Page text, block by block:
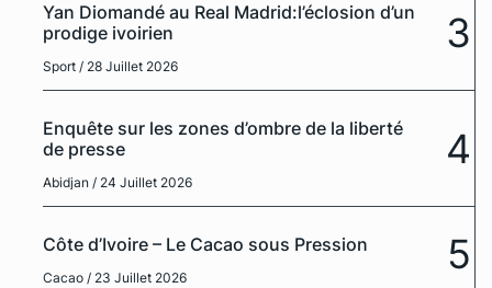
Yan Diomandé au Real Madrid:l’éclosion d’un
prodige ivoirien
Sport / 28 Juillet 2026
3
Enquête sur les zones d’ombre de la liberté
de presse
Abidjan / 24 Juillet 2026
4
Côte d’Ivoire – Le Cacao sous Pression
Cacao / 23 Juillet 2026 5